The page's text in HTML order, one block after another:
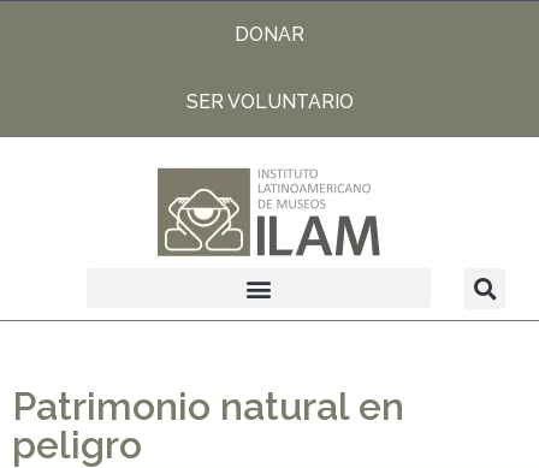
DONAR
SER VOLUNTARIO
Patrimonio natural en
peligro